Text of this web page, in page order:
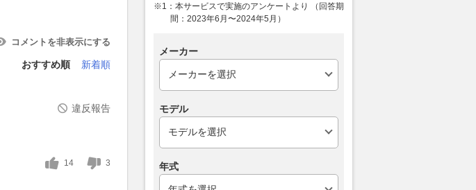
コメントを非表示にする
おすすめ順 新着順
違反報告
14 3
※1：本サービスで実施のアンケートより （回答期
間：2023年6月〜2024年5月）
メーカー
モデル
年式